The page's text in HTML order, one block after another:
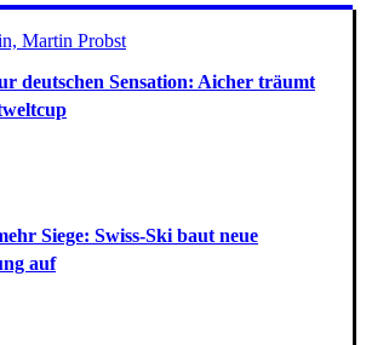
Martin Probst
deutschen Sensation: Aicher träumt
Siege: Swiss-Ski baut neue
auf